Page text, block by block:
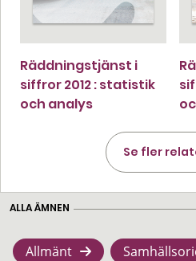
Räddningstjänst i
siffror 2012 : statistik
och analys
Se fler
ALLA ÄMNEN
Allmänt